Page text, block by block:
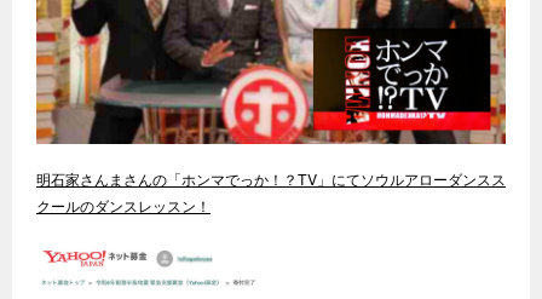
明石家さんまさんの「ホンマでっか！？TV」にてソウルアローダンスス
クールのダンスレッスン！